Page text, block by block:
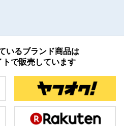
いるブランド商品は
トで販売しています